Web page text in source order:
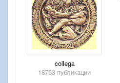
collega
18763 публикации